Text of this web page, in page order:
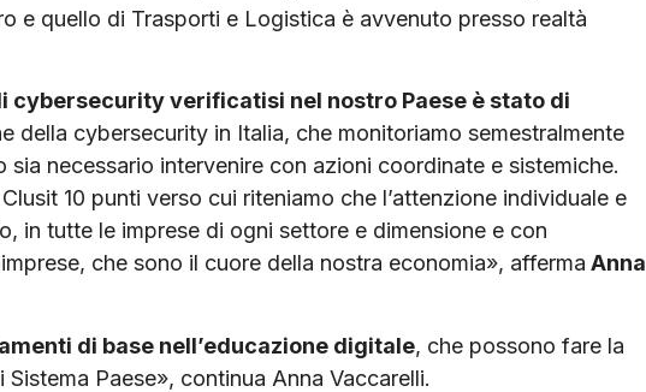
e quello di Trasporti e Logistica è avvenuto presso realtà
cybersecurity verificatisi nel nostro Paese è stato di
della cybersecurity in Italia, che monitoriamo semestralmente
necessario intervenire con azioni coordinate e sistemiche.
10 punti verso cui riteniamo che l’attenzione individuale e
in tutte le imprese di ogni settore e dimensione e con
che sono il cuore della nostra economia», afferma Anna
di base nell’educazione digitale, che possono fare la
Paese», continua Anna Vaccarelli.